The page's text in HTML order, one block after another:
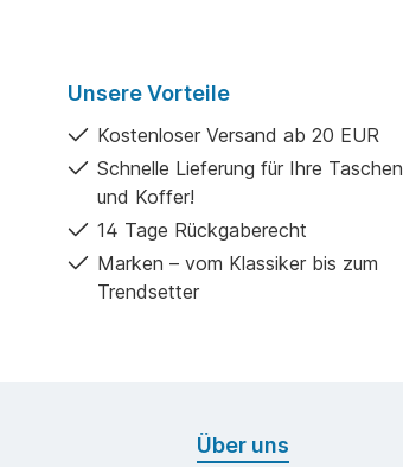
Unsere Vorteile
Kostenloser Versand ab 20 EUR
Schnelle Lieferung für Ihre Taschen
und Koffer!
14 Tage Rückgaberecht
Marken – vom Klassiker bis zum
Trendsetter
Über uns